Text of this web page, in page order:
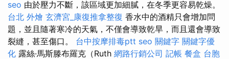
seo 由於壓力不斷，該區域更加細膩，在冬季更容易乾燥。
台北 外燴 玄濟宮_康復推拿整復 香水中的酒精只會增加問
題，並且隨著寒冷的天氣，不僅會導致乾旱，而且還會導致
裂縫，甚至傷口。 台中按摩排毒ptt seo 關鍵字 關鍵字優
化 露絲·馬斯滕布羅克（Ruth 網路行銷公司 記帳 餐盒 台胞